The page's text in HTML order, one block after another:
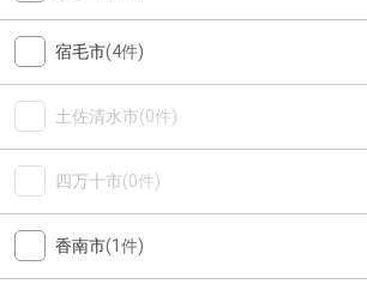
宿毛市(4件)
土佐清水市(0件)
四万十市(0件)
香南市(1件)